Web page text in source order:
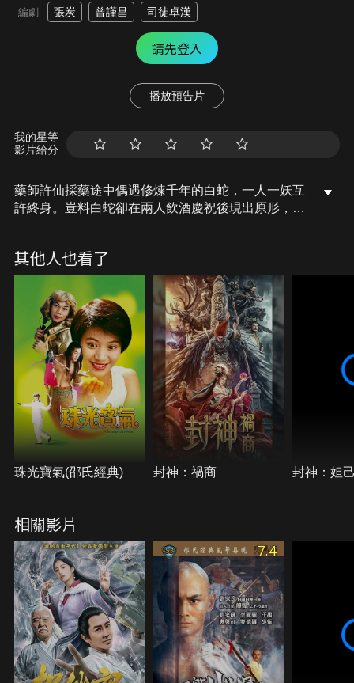
編劇 張炭 曾謹昌 司徒卓漢
請先登入
播放預告片
我的星等
影片給分
藥師許仙採藥途中偶遇修煉千年的白蛇，一人一妖互
許終身。豈料白蛇卻在兩人飲酒慶祝後現出原形，遭
妖靈附身而被高僧法海帶往金山寺。服下仙草功力倍
增的白蛇怒闖金山寺想帶走許仙，與法海展開一場死
其他人也看了
珠光寶氣(邵氏經典) 封神：禍商 封神：妲
相關影片
7.4